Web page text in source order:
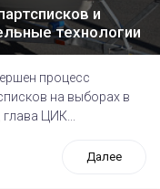
и
технологии
процесс
на выборах в
ЦИК...
Далее